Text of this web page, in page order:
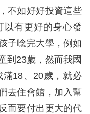
不如好好投資這些
以有更好的身心發
子唸完大學，例如
到23歲，然而我國
18、20歲，就必
去住會館，加入幫
而要付出更大的代